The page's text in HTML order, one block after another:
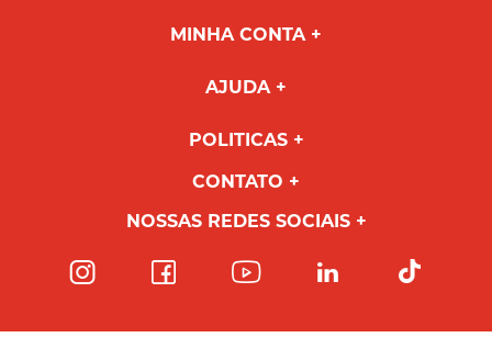
MINHA CONTA
AJUDA
POLITICAS
CONTATO
NOSSAS REDES SOCIAIS